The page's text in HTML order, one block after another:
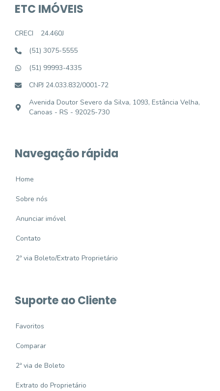
ETC IMÓVEIS
CRECI
24.460J
(51) 3075-5555
(51) 99993-4335
CNPJ 24.033.832/0001-72
Avenida Doutor Severo da Silva, 1093, Estância Velha,
Canoas - RS - 92025-730
Navegação rápida
Home
Sobre nós
Anunciar imóvel
Contato
2ª via Boleto/Extrato Proprietário
Suporte ao Cliente
Favoritos
Comparar
2ª via de Boleto
Extrato do Proprietário